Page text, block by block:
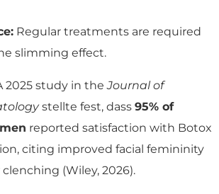
Regular treatments are required
slimming effect.
2025 study in theJournal of
stellte fest, dass 95% of
reported satisfaction with Botox
citing improved facial femininity
(Wiley, 2026).